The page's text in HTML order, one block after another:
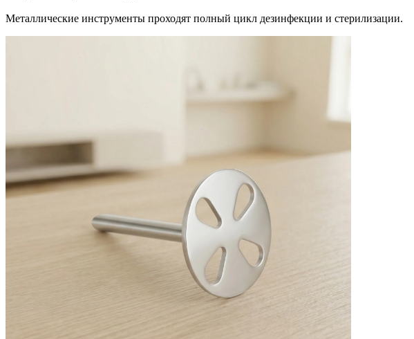
Металлические инструменты проходят полный цикл дезинфекции и стерилизации.